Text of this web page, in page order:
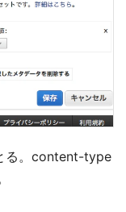
る。content-type